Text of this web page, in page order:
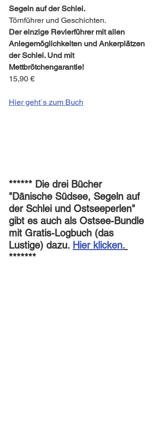
Segeln auf der Schlei.
Törnführer und Geschichten.
Der einzige Revierführer mit allen
Anlegemöglichkeiten und Ankerplätzen
der Schlei. Und mit
Mettbrötchengarantie!
15,90 €
Hier geht`s zum Buch
****** Die drei Bücher
"Dänische Südsee, Segeln auf
der Schlei und Ostseeperlen"
gibt es auch als Ostsee-Bundle
mit Gratis-Logbuch (das
Lustige) dazu. Hier klicken.
*******